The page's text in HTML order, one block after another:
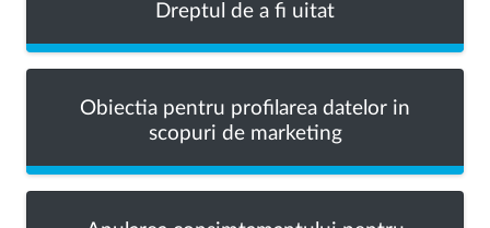
Dreptul de a fi uitat
Obiectia pentru profilarea datelor in
scopuri de marketing